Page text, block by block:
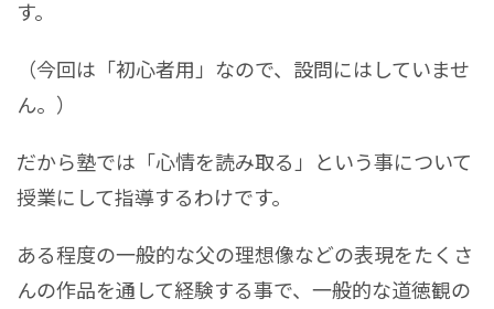
す。
（今回は「初心者用」なので、設問にはしていませ
ん。）
だから塾では「心情を読み取る」という事について
授業にして指導するわけです。
ある程度の一般的な父の理想像などの表現をたくさ
んの作品を通して経験する事で、一般的な道徳観の